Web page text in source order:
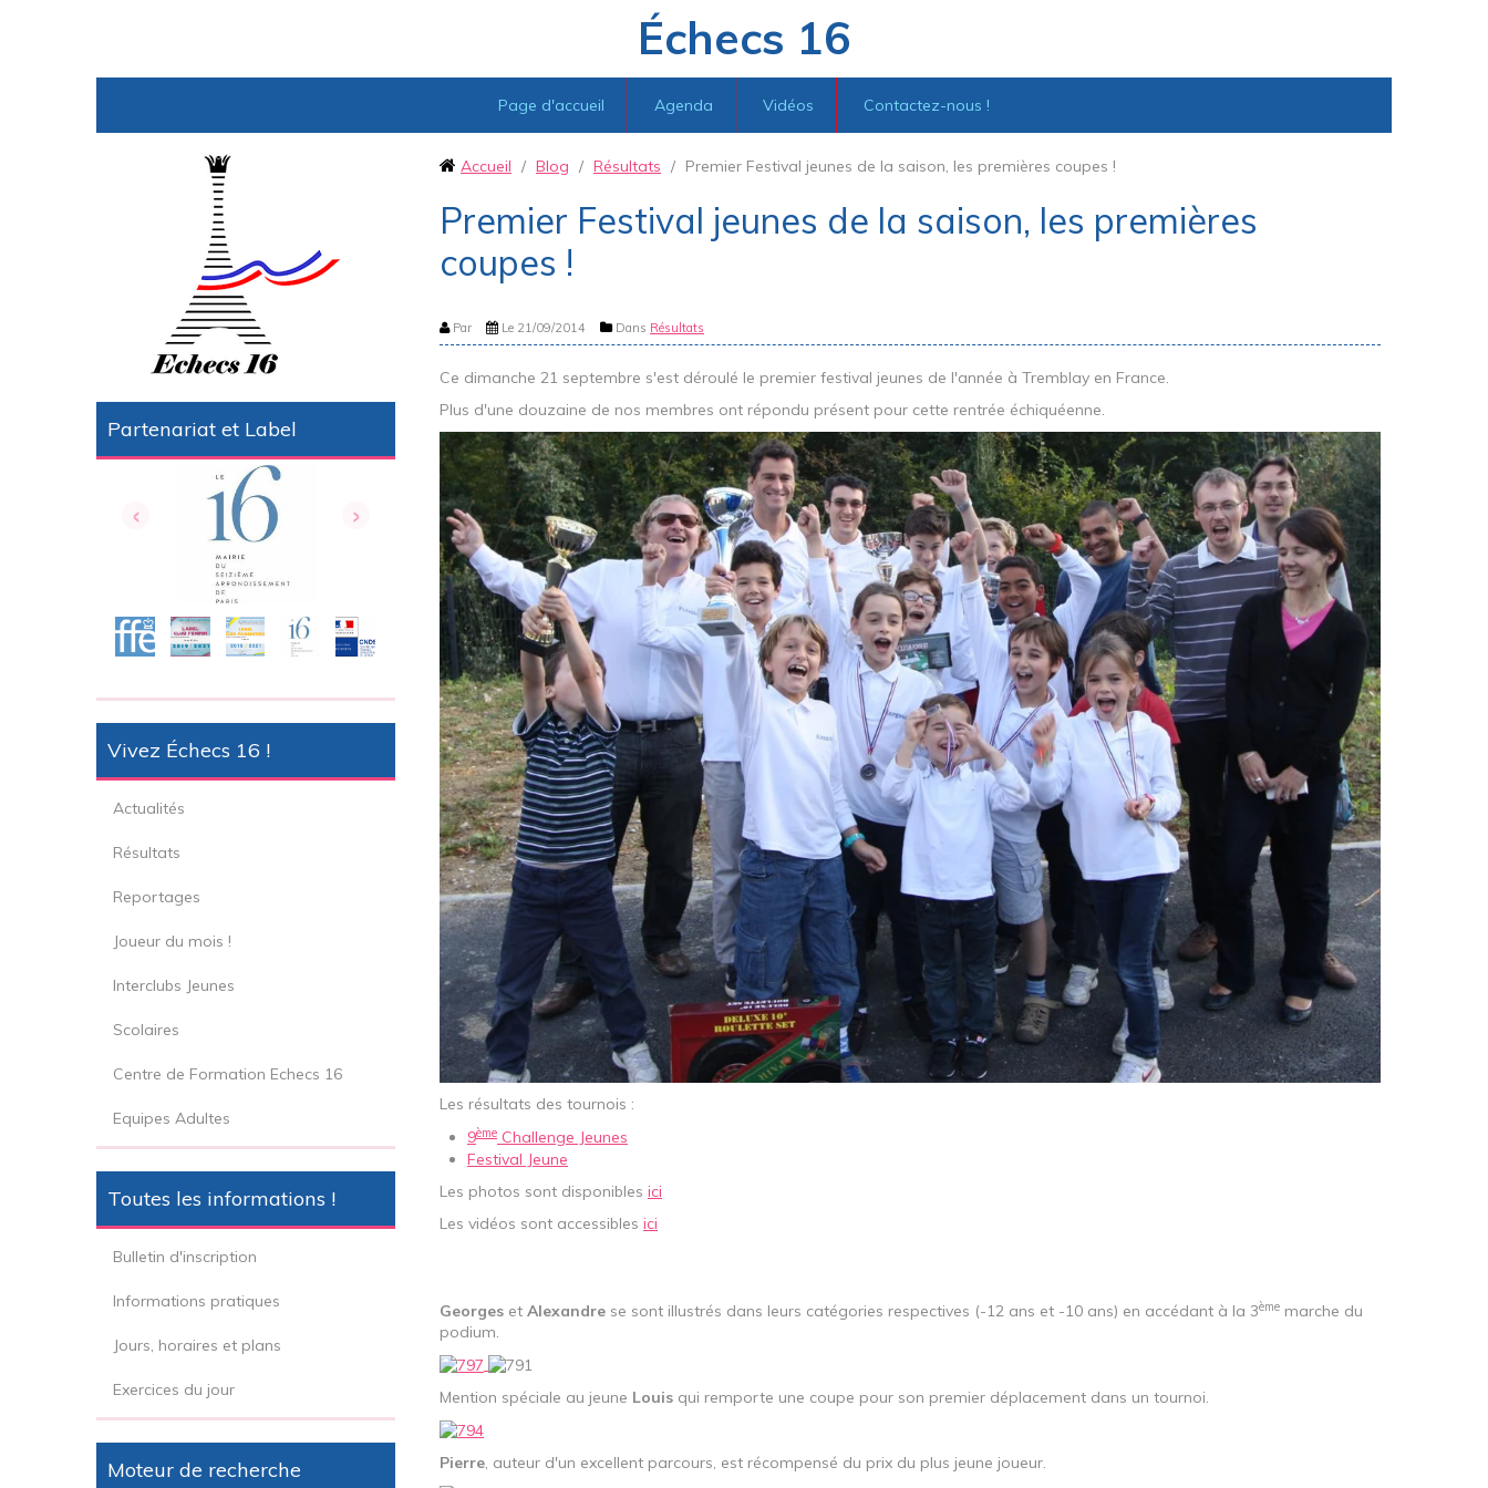
Échecs 16
Page d'accueil Agenda Vidéos Contactez-nous !
Partenariat et Label
‹ ›
Vivez Échecs 16 !
Actualités
Résultats
Reportages
Joueur du mois !
Interclubs Jeunes
Scolaires
Centre de Formation Echecs 16
Equipes Adultes
Toutes les informations !
Bulletin d'inscription
Informations pratiques
Jours, horaires et plans
Exercices du jour
Moteur de recherche
Accueil / Blog / Résultats / Premier Festival jeunes de la saison, les premières coupes !
Premier Festival jeunes de la saison, les premières
coupes !
Par Le 21/09/2014 Dans Résultats
Ce dimanche 21 septembre s'est déroulé le premier festival jeunes de l'année à Tremblay en France.
Plus d'une douzaine de nos membres ont répondu présent pour cette rentrée échiquéenne.
Les résultats des tournois :
9ème Challenge Jeunes
Festival Jeune
Les photos sont disponibles ici
Les vidéos sont accessibles ici
Georges et Alexandre se sont illustrés dans leurs catégories respectives (-12 ans et -10 ans) en accédant à la 3ème marche du
podium.
Mention spéciale au jeune Louis qui remporte une coupe pour son premier déplacement dans un tournoi.
Pierre, auteur d'un excellent parcours, est récompensé du prix du plus jeune joueur.